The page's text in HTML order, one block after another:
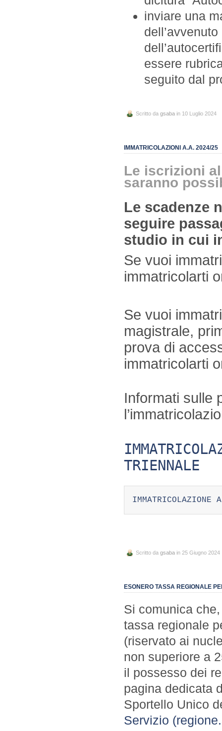
inviare una
essere
seguito dal
Scritto da gsaba in 10 Luglio 2024
IMMATRICOLAZIONI A.A. 2024/25
Le iscrizioni
saranno
Le scadenze
seguire
studio in cui
Se vuoi
immatricolarti
Se vuoi
magistrale,
prova di
immatricolarti
Informati sulle
TRIENNALE
Scritto da gsaba in 25 Giugno 2024
ESONERO TASSA REGIONALE
Si comunica
tassa regionale
(riservato ai
non superiore a
il possesso dei
pagina dedicata
Sportello Unico
Servizio